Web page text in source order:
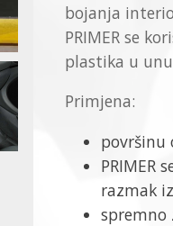
bojanja
PRIMER se
plastika u
Primjena:
površinu
PRIMER
razmak
spremno